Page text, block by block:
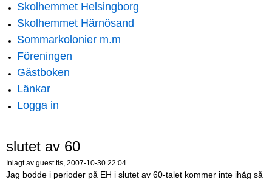
Skolhemmet Helsingborg
Skolhemmet Härnösand
Sommarkolonier m.m
Föreningen
Gästboken
Länkar
Logga in
slutet av 60
Inlagt av guest tis, 2007-10-30 22:04
Jag bodde i perioder på EH i slutet av 60-talet kommer inte ihåg så